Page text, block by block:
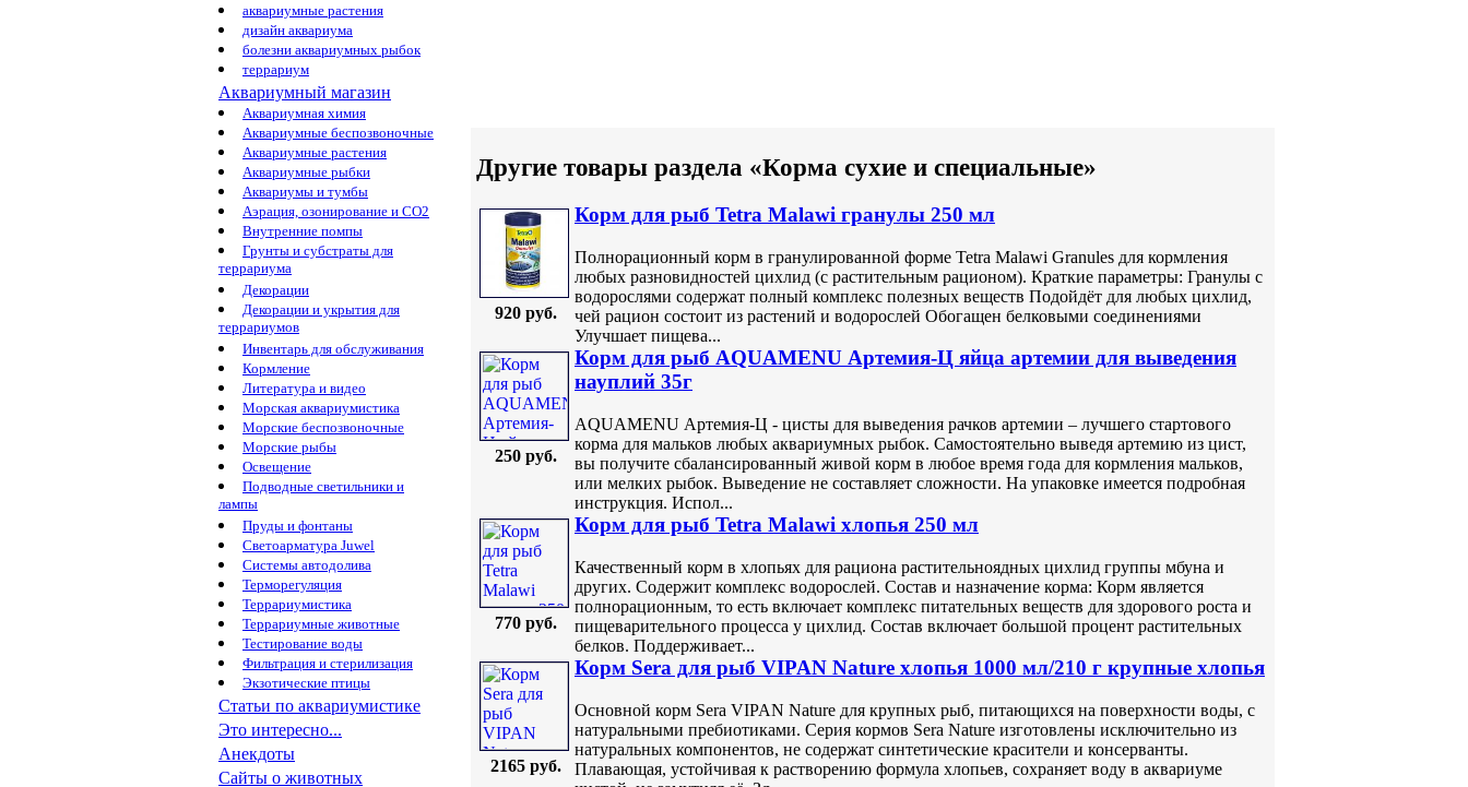
аквариумные растения
дизайн аквариума
болезни аквариумных рыбок
террариум
Аквариумный магазин
Аквариумная химия
Аквариумные беспозвоночные
Аквариумные растения
Аквариумные рыбки
Аквариумы и тумбы
Аэрация, озонирование и CO2
Внутренние помпы
Грунты и субстраты для
террариума
Декорации
Декорации и укрытия для
террариумов
Инвентарь для обслуживания
Кормление
Литература и видео
Морская аквариумистика
Морские беспозвоночные
Морские рыбы
Освещение
Подводные светильники и
лампы
Пруды и фонтаны
Светоарматура Juwel
Системы автодолива
Терморегуляция
Террариумистика
Террариумные животные
Тестирование воды
Фильтрация и стерилизация
Экзотические птицы
Статьи по аквариумистике
Это интересно...
Анекдоты
Сайты о животных
Другие товары раздела «Корма сухие и специальные»
920 руб.
Корм для рыб Tetra Malawi гранулы 250 мл
Полнорационный корм в гранулированной форме Tetra Malawi Granules для кормления
любых разновидностей цихлид (с растительным рационом). Краткие параметры: Гранулы с
водорослями содержат полный комплекс полезных веществ Подойдёт для любых цихлид,
чей рацион состоит из растений и водорослей Обогащен белковыми соединениями
Улучшает пищева...
250 руб.
Корм для рыб AQUAMENU Артемия-Ц яйца артемии для выведения
науплий 35г
AQUAMENU Артемия-Ц - цисты для выведения рачков артемии – лучшего стартового
корма для мальков любых аквариумных рыбок. Самостоятельно выведя артемию из цист,
вы получите сбалансированный живой корм в любое время года для кормления мальков,
или мелких рыбок. Выведение не составляет сложности. На упаковке имеется подробная
инструкция. Испол...
770 руб.
Корм для рыб Tetra Malawi хлопья 250 мл
Качественный корм в хлопьях для рациона растительноядных цихлид группы мбуна и
других. Содержит комплекс водорослей. Состав и назначение корма: Корм является
полнорационным, то есть включает комплекс питательных веществ для здорового роста и
пищеварительного процесса у цихлид. Состав включает большой процент растительных
белков. Поддерживает...
2165 руб.
Корм Sera для рыб VIPAN Nature xлопья 1000 мл/210 г крупные xлопья
Основной корм Sera VIPAN Nature для крупных рыб, питающихся на поверхности воды, с
натуральными пребиотиками. Серия кормов Sera Nature изготовлены исключительно из
натуральных компонентов, не содержат синтетические красители и консерванты.
Плавающая, устойчивая к растворению формула хлопьев, сохраняет воду в аквариуме